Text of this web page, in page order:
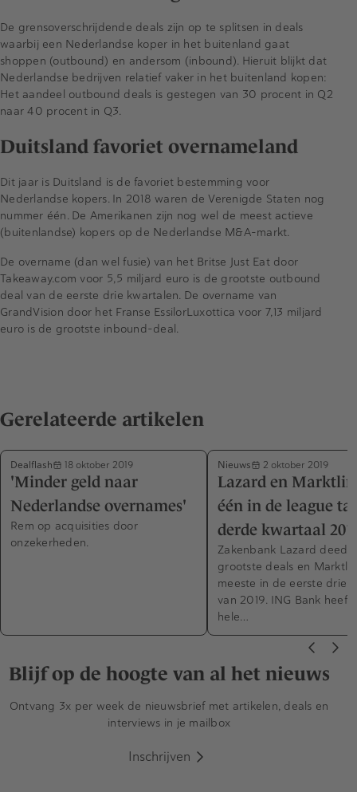
De grensoverschrijdende deals zijn op te splitsen in deals
waarbij een Nederlandse koper in het buitenland gaat
shoppen (outbound) en andersom (inbound). Hieruit blijkt dat
Nederlandse bedrijven relatief vaker in het buitenland kopen:
Het aandeel outbound deals is gestegen van 30 procent in Q2
naar 40 procent in Q3.
Duitsland favoriet overnameland
Dit jaar is Duitsland is de favoriet bestemming voor
Nederlandse kopers. In 2018 waren de Verenigde Staten nog
nummer één. De Amerikanen zijn nog wel de meest actieve
(buitenlandse) kopers op de Nederlandse M&A-markt.
De overname (dan wel fusie) van het Britse Just Eat door
Takeaway.com voor 5,5 miljard euro is de grootste outbound
deal van de eerste drie kwartalen. De overname van
GrandVision door het Franse EssilorLuxottica voor 7,13 miljard
euro is de grootste inbound-deal.
Gerelateerde artikelen
Dealflash 18 oktober 2019
'Minder geld naar
Nederlandse overnames'
Rem op acquisities door
onzekerheden.
Nieuws 2 oktober 2019
Lazard en
één in de league
derde kwartaal
Zakenbank Lazard deed
grootste deals en
meeste in de eerste drie
van 2019. ING Bank heeft
hele…
Blijf op de hoogte van al het nieuws
Ontvang 3x per week de nieuwsbrief met artikelen, deals en
interviews in je mailbox
Inschrijven